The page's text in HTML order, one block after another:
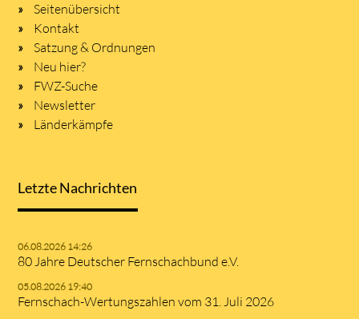
Seitenübersicht
Kontakt
Satzung & Ordnungen
Neu hier?
FWZ-Suche
Newsletter
Länderkämpfe
Letzte Nachrichten
06.08.2026 14:26
80 Jahre Deutscher Fernschachbund e.V.
05.08.2026 19:40
Fernschach-Wertungszahlen vom 31. Juli 2026